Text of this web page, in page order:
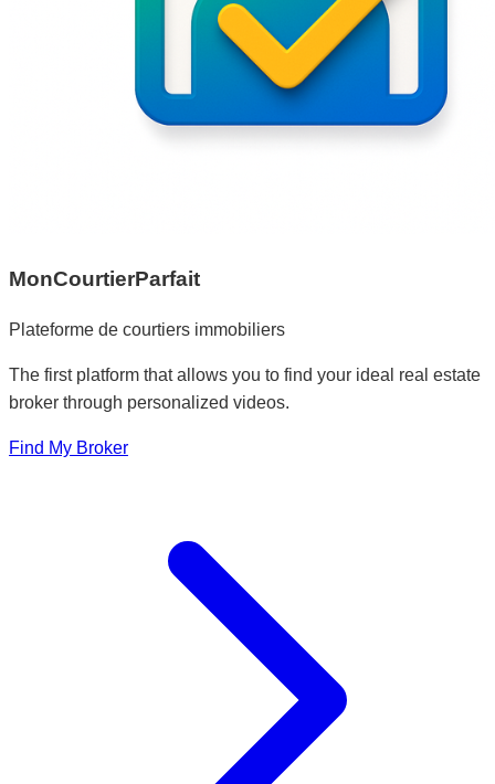
MonCourtierParfait
Plateforme de courtiers immobiliers
The first platform that allows you to find your ideal real estate
broker through personalized videos.
Find My Broker